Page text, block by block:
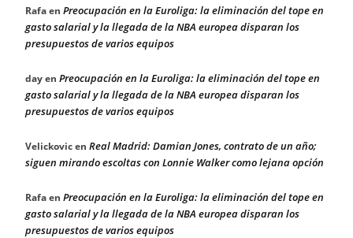
Rafaen Preocupación en la Euroliga: la eliminación del tope en
gasto salarial y la llegada de la NBA europea disparan los
presupuestos de varios equipos
dayen Preocupación en la Euroliga: la eliminación del tope en
gasto salarial y la llegada de la NBA europea disparan los
presupuestos de varios equipos
Velickovicen Real Madrid: Damian Jones, contrato de un año;
siguen mirando escoltas con Lonnie Walker como lejana opción
Rafaen Preocupación en la Euroliga: la eliminación del tope en
gasto salarial y la llegada de la NBA europea disparan los
presupuestos de varios equipos